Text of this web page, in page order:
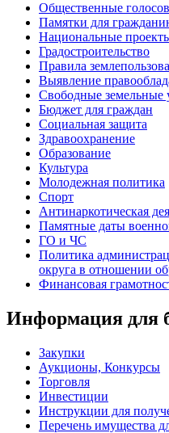
Общественные
Памятки для
Национальные
Градостроительство
Правила
Выявление
Свободные земельные
Бюджет для граждан
Социальная защита
Здравоохранение
Образование
Культура
Молодежная политика
Спорт
Антинаркотическая
Памятные даты
ГО и ЧС
Политика
округа в отношении
Финансовая
Информация для
Закупки
Аукционы, Конкурсы
Торговля
Инвестиции
Инструкции для
Перечень имущества